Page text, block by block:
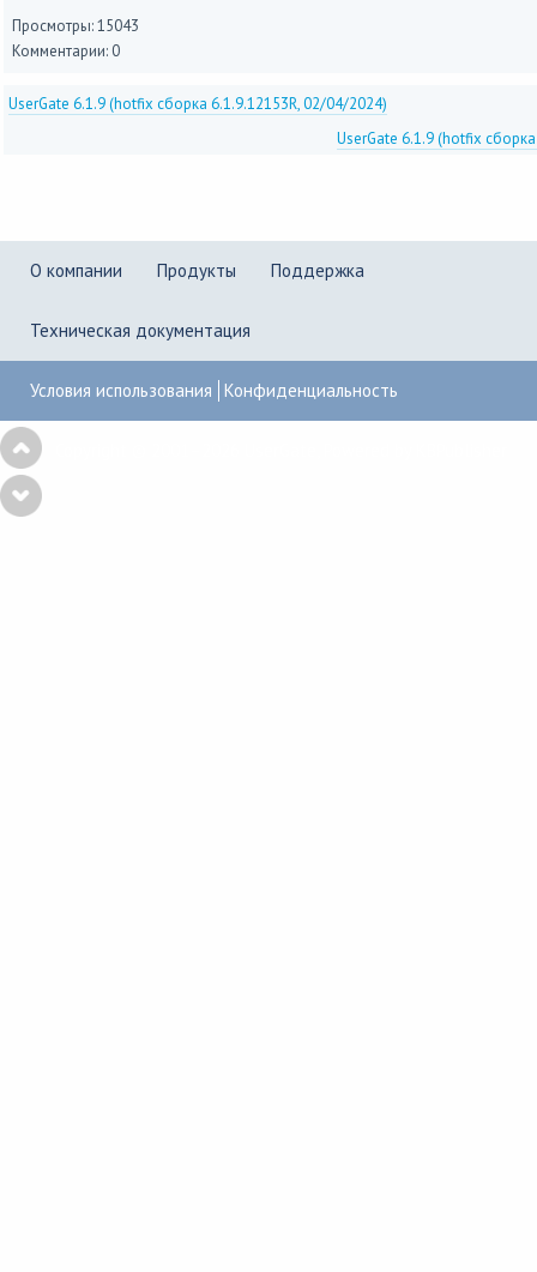
Просмотры: 15043
Комментарии: 0
UserGate 6.1.9 (hotfix сборка 6.1.9.12153R, 02/04/2024)
UserGate 6.1.9 (hotfix
О компании Продукты Поддержка
Техническая документация
Условия использования Конфиденциальность